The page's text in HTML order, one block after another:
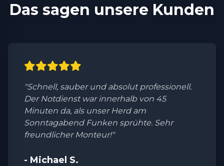
Das sagen unsere Kunden
"Schnell, sauber und absolut professionell.
Der Notdienst war innerhalb von 45
Minuten da, als unser Herd am
Sonntagabend Funken sprühte. Sehr
freundlicher Monteur!"
- Michael S.